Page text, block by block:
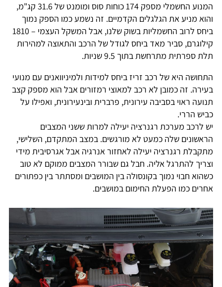
המנוע החשמלי מספק 174 כוחות סוס ומומנט של 31.6 קג"מ,
והוא מניע את הגלגלים הקדמיים. זה נשמע כמו הספק נמוך
ביחס לרוב החשמליות בשוק שלנו, אבל המשקל העצמי – 1810
קילוגרם, סביר מאד ביחס לגודל של הרכב והתאוצה למהירות
תלת ספרתית מתרחשת בתוך 9.5 שניות.
התחושה היא של רכב זריז ביחס למידות ולמיניוואנים עם מנועי
בעירה. זה כמובן לא רכב למאוצי רמזורים אבל הוא מספק קצב
תנועה ראוי בסביבה עירונית, פרברית ובינעירונית, ואפילו על
כביש הררי.
יש לרכב מערכת רגנרציה יעילה למרות ששני המצבים
הראשונים שלה כמעט לא מורגשים. במצב המתקדם, השלישי,
מתקבלת רגנרציה יעילה לאחזור אנרגיה אבל אגרסיבית מידי
וצריך להתרגל אליה. חבל גם שבורר המצבים ממוקם לא טוב
כשהוא חבוי נמוך בקונסולה בין המושבים ומסתתר בין כפתורים
אחרים כמו הפעלת החימום במושבים.